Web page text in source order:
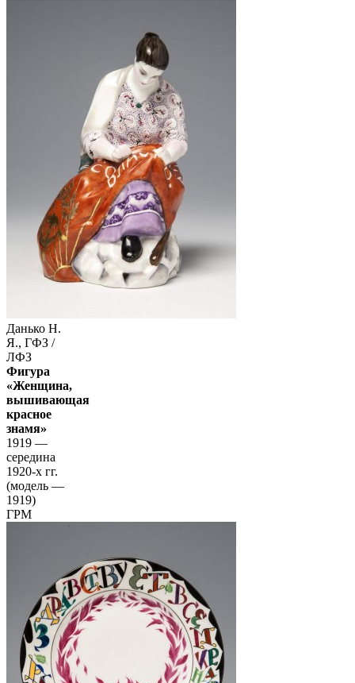
Данько Н.
Я., ГФЗ /
ЛФЗ
Фигура
«Женщина,
вышивающая
красное
знамя»
1919 —
середина
1920-х гг.
(модель —
1919)
ГРМ